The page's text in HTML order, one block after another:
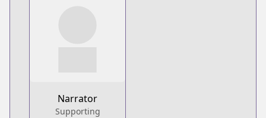
Narrator
Supporting